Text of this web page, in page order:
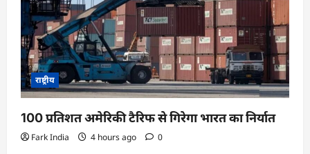
राष्ट्रीय
100 प्रतिशत अमेरिकी टैरिफ से गिरेगा भारत का निर्यात
Fark India 4 hours ago 0